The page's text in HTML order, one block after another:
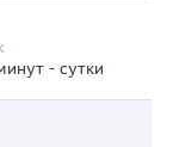
- сутки